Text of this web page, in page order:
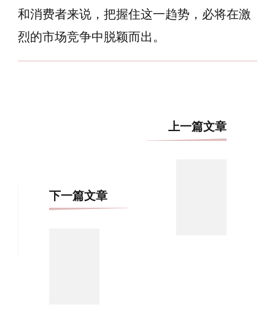
和消费者来说，把握住这一趋势，必将在激
烈的市场竞争中脱颖而出。
上一篇文章
下一篇文章